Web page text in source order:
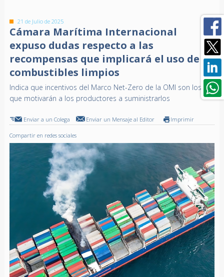
21 de Julio de 2025
Cámara Marítima Internacional
expuso dudas respecto a las
recompensas que implicará el uso de
combustibles limpios
Indica que incentivos del Marco Net-Zero de la OMI son los
que motivarán a los productores a suministrarlos
Enviar a un Colega Enviar un Mensaje al Editor Imprimir
Compartir en redes sociales